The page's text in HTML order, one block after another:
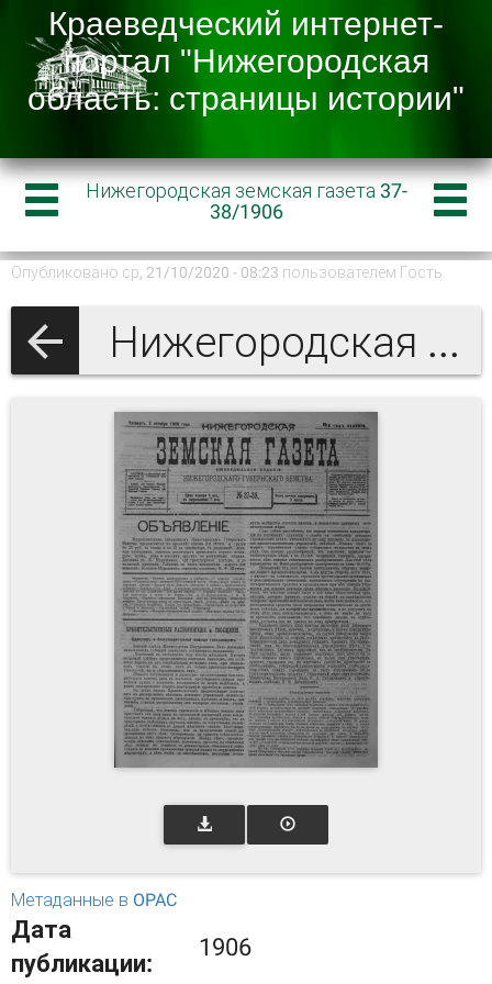
Нижегородская земская газета 37-
38/1906
Опубликовано ср, 21/10/2020 - 08:23 пользователем Гость
Нижегородская земская газета 1906
Метаданные в OPAC
Дата
публикации:
1906